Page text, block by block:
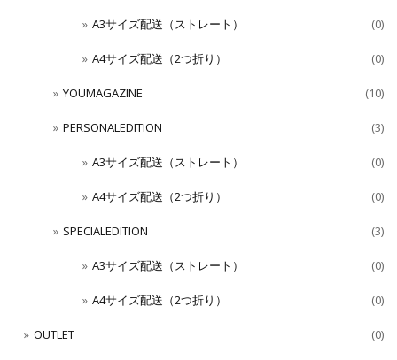
A3サイズ配送（ストレート） (0)
A4サイズ配送（2つ折り） (0)
YOUMAGAZINE (10)
PERSONALEDITION (3)
A3サイズ配送（ストレート） (0)
A4サイズ配送（2つ折り） (0)
SPECIALEDITION (3)
A3サイズ配送（ストレート） (0)
A4サイズ配送（2つ折り） (0)
OUTLET (0)